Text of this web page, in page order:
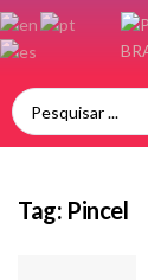
Tag: Pincel